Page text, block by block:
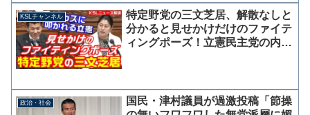
ただいた皆さんに心から感謝いたしま
す。」と投稿した。#参院...
KSLチャンネル
特定野党の三文芝居、解散なしと
分かると見せかけだけのファイテ
ィングポーズ！立憲民主党の内閣
政治・社会
国民・津村議員が過激投稿「節操